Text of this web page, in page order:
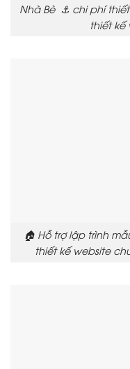
Nhà Bè ⚓ chi phí
thiết kế
🏠 Hỗ trợ lập trình
thiết kế website